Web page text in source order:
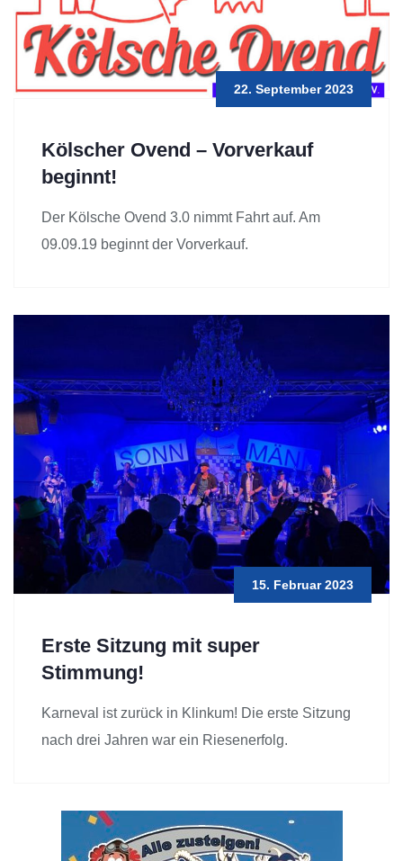
22. September 2023
Kölscher Ovend – Vorverkauf
beginnt!
Der Kölsche Ovend 3.0 nimmt Fahrt auf. Am
09.09.19 beginnt der Vorverkauf.
15. Februar 2023
Erste Sitzung mit super
Stimmung!
Karneval ist zurück in Klinkum! Die erste Sitzung
nach drei Jahren war ein Riesenerfolg.